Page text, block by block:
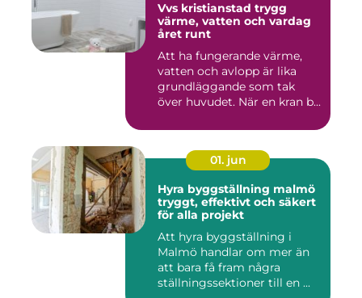
Vvs kristianstad trygg
värme, vatten och vardag
året runt
Att ha fungerande värme,
vatten och avlopp är lika
grundläggande som tak
över huvudet. När en kran b...
01. jun
Hyra byggställning malmö
tryggt, effektivt och säkert
för alla projekt
Att hyra byggställning i
Malmö handlar om mer än
att bara få fram några
ställningssektioner till en ...